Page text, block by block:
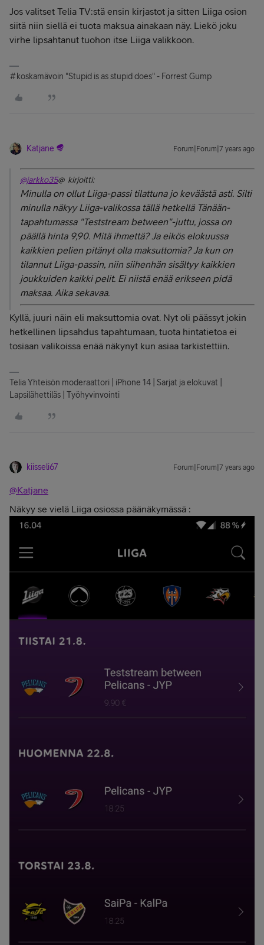
Jos valitset Telia TV:stä ensin kirjastot ja sitten Liiga osion
siitä niin siellä ei tuota maksua ainakaan näy. Liekö joku
virhe lipsahtanut tuohon itse Liiga valikkoon.
#koskamävoin "Stupid is as stupid does" - Forrest Gump
Katjane Forum|Forum|7 years ago
@jarkko35@ kirjoitti:
Minulla on ollut Liiga-passi tilattuna jo keväästä asti. Silti
minulla näkyy Liiga-valikossa tällä hetkellä Tänään-
tapahtumassa "Teststream between"-juttu, jossa on
päällä hinta 9,90. Mitä ihmettä? Ja eikös elokuussa
kaikkien pelien pitänyt olla maksuttomia? Ja kun on
tilannut Liiga-passin, niin siihenhän sisältyy kaikkien
joukkuiden kaikki pelit. Ei niistä enää erikseen pidä
maksaa. Aika sekavaa.
Kyllä, juuri näin eli maksuttomia ovat. Nyt oli päässyt jokin
hetkellinen lipsahdus tapahtumaan, tuota hintatietoa ei
tosiaan valikoissa enää näkynyt kun asiaa tarkistettiin.
Telia Yhteisön moderaattori | iPhone 14 | Sarjat ja elokuvat |
Lapsilähettiläs | Työhyvinvointi
kiisseli67 Forum|Forum|7 years ago
@Katjane
Näkyy se vielä Liiga osiossa päänäkymässä :